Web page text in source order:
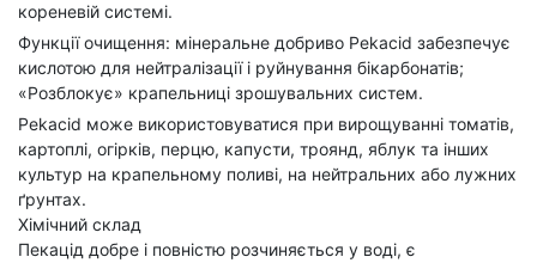
кореневій системі.
Функції очищення: мінеральне добриво Pekacid забезпечує
кислотою для нейтралізації і руйнування бікарбонатів;
«Розблокує» крапельниці зрошувальних систем.
Pekacid може використовуватися при вирощуванні томатів,
картоплі, огірків, перцю, капусти, троянд, яблук та інших
культур на крапельному поливі, на нейтральних або лужних
ґрунтах.
Хімічний склад
Пекацід добре і повністю розчиняється у воді, є